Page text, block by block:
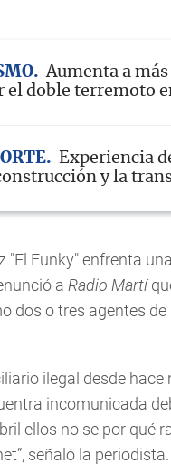
Aumenta a
el doble terremoto
Experiencia
y la
"El Funky" enfrenta
a Radio Martí
dos o tres agentes
ilegal desde
incomunicada
ellos no se por qué
señaló la periodista.